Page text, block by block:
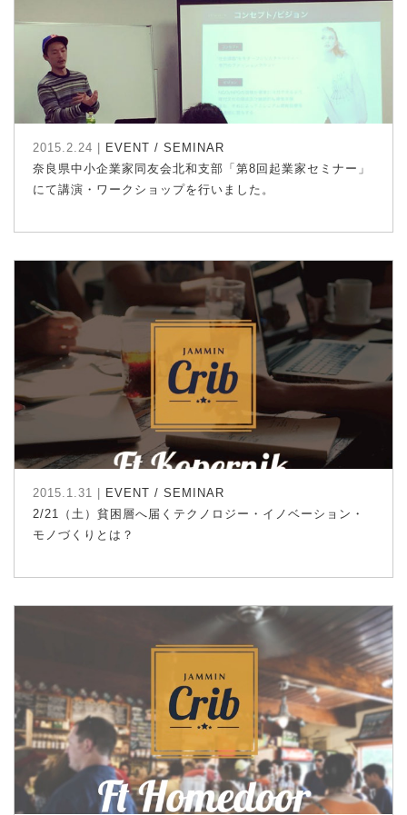
2015.2.24 |
EVENT / SEMINAR
奈良県中小企業家同友会北和支部「第8回起業家セミナー」
にて講演・ワークショップを行いました。
2015.1.31 |
EVENT / SEMINAR
2/21（土）貧困層へ届くテクノロジー・イノベーション・
モノづくりとは？